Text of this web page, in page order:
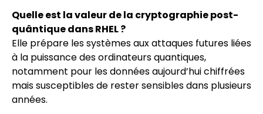
Quelle est la valeur de la cryptographie post-
quântique dans RHEL ?
Elle prépare les systèmes aux attaques futures liées
à la puissance des ordinateurs quantiques,
notamment pour les données aujourd’hui chiffrées
mais susceptibles de rester sensibles dans plusieurs
années.